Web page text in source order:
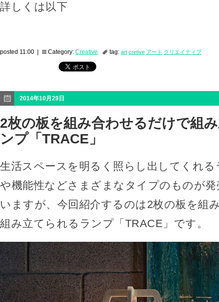
詳しくは以下
posted 11:00 | Category: Creative tag: art cretive アート クリエイティブ
2014年10月29日
2枚の板を組み合わせるだけで組
ンプ「TRACE」
生活スペースを明るく照らし出してくれ
や機能性などさまざまなタイプのものが
いますが、今回紹介するのは2枚の板を組
組み立てられるランプ「TRACE」です。